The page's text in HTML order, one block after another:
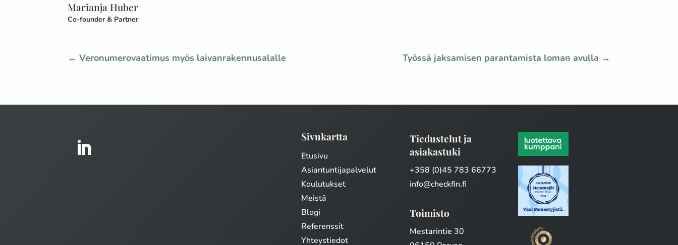
Marianja Huber
Co-founder & Partner
←Veronumerovaatimus myös laivanrakennusalalle Työssä jaksamisen parantamista loman avulla →
Sivukartta
Etusivu
Asiantuntijapalvelut
Koulutukset
Meistä
Blogi
Referenssit
Yhteystiedot
Tiedustelut ja
asiakastuki
+358 (0)45 783 66773
info@checkfin.fi
Toimisto
Mestarintie 30